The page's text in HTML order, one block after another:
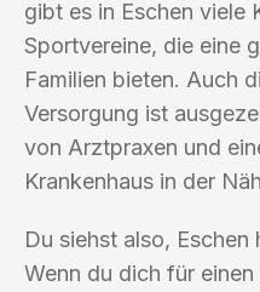
gibt es in Eschen viele
Sportvereine, die eine
Familien bieten. Auch
Versorgung ist
von Arztpraxen und
Krankenhaus in der
Du siehst also, Eschen
Wenn du dich für